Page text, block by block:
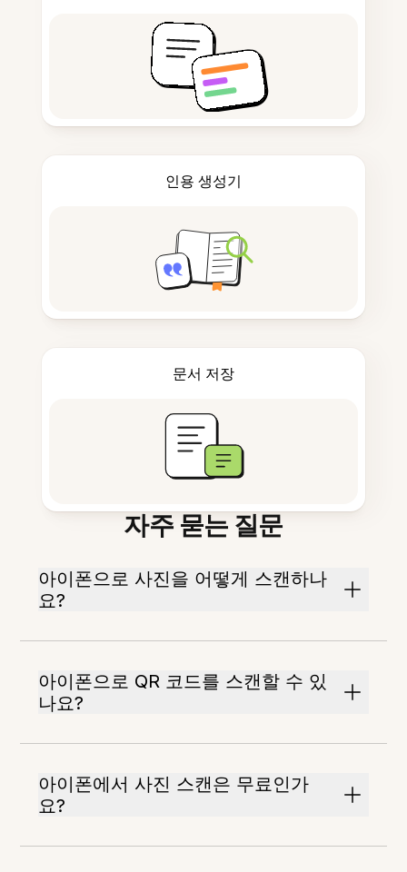
인용 생성기
문서 저장
자주 묻는 질문
아이폰으로 사진을 어떻게 스캔하나
요?
아이폰으로 QR 코드를 스캔할 수 있
나요?
아이폰에서 사진 스캔은 무료인가
요?